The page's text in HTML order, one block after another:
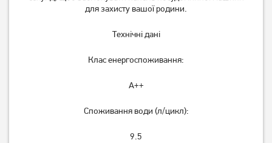
для захисту вашої родини.
Технічні дані
Клас енергоспоживання:
A++
Споживання води (л/цикл):
9.5